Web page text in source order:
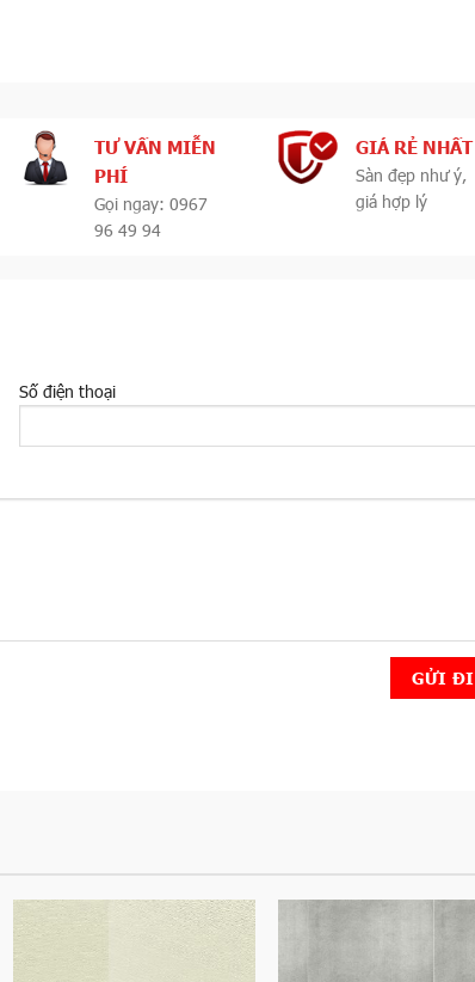
TƯ VẤN MIỄN
PHÍ
Gọi ngay: 0967
96 49 94
GIÁ RẺ NHẤT
Sàn đẹp như ý,
giá hợp lý
Số điện thoại